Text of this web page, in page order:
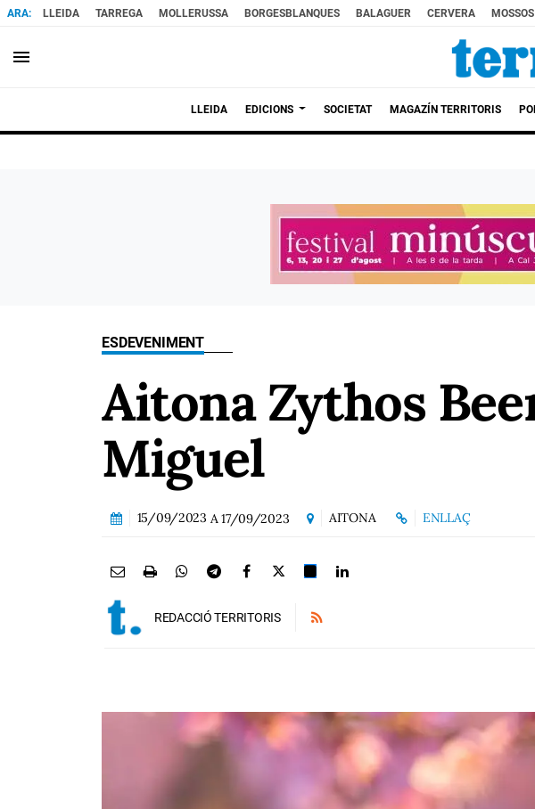
LLEIDA TARREGA MOLLERUSSA BORGESBLANQUES BALAGUER CERVERA MOSSOS
menu
LLEIDA EDICIONS SOCIETAT MAGAZÍN TERRITORIS
ESDEVENIMENT
Aitona Zythos
Miguel
15/09/2023 A17/09/2023 AITONA ENLLAÇ
REDACCIÓ TERRITORIS